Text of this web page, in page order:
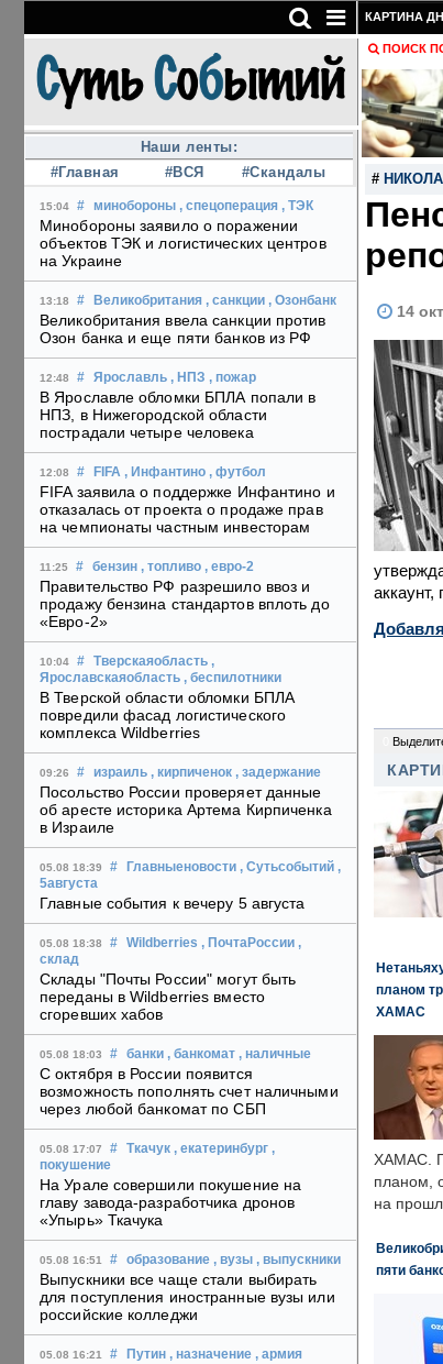
Наши ленты:
#Главная
#ВСЯ #Скандалы
15:04 # минобороны , спецоперация , ТЭК
Минобороны заявило о поражении
объектов ТЭК и логистических центров
на Украине
13:18 # Великобритания , санкции , Озонбанк
Великобритания ввела санкции против
Озон банка и еще пяти банков из РФ
12:48 # Ярославль , НПЗ , пожар
В Ярославле обломки БПЛА попали в
НПЗ, в Нижегородской области
пострадали четыре человека
12:08 # FIFA , Инфантино , футбол
FIFA заявила о поддержке Инфантино и
отказалась от проекта о продаже прав
на чемпионаты частным инвесторам
11:25 # бензин , топливо , евро-2
Правительство РФ разрешило ввоз и
продажу бензина стандартов вплоть до
«Евро-2»
10:04 # Тверскаяобласть ,
Ярославскаяобласть , беспилотники
В Тверской области обломки БПЛА
повредили фасад логистического
комплекса Wildberries
09:26 # израиль , кирпиченок , задержание
Посольство России проверяет данные
об аресте историка Артема Кирпиченка
в Израиле
05.08 18:39 # Главныеновости , Сутьсобытий ,
5августа
Главные события к вечеру 5 августа
05.08 18:38 # Wildberries , ПочтаРоссии ,
склад
Склады "Почты России" могут быть
переданы в Wildberries вместо
сгоревших хабов
05.08 18:03 # банки , банкомат , наличные
С октября в России появится
возможность пополнять счет наличными
через любой банкомат по СБП
05.08 17:07 # Ткачук , екатеринбург ,
покушение
На Урале совершили покушение на
главу завода-разработчика дронов
«Упырь» Ткачука
05.08 16:51 # образование , вузы , выпускники
Выпускники все чаще стали выбирать
для поступления иностранные вузы или
российские колледжи
05.08 16:21 # Путин , назначение , армия
КАРТИНА
ПОИСК
#
14
аккаунт,
планом
ХАМАС
ХАМАС.
планом,
на
пяти